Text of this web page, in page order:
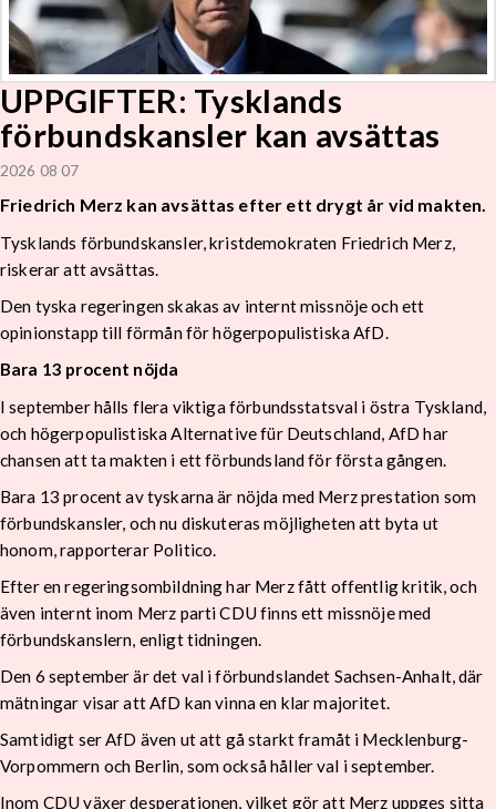
UPPGIFTER: Tysklands
förbundskansler kan avsättas
2026 08 07
Friedrich Merz kan avsättas efter ett drygt år vid makten.
Tysklands förbundskansler, kristdemokraten Friedrich Merz,
riskerar att avsättas.
Den tyska regeringen skakas av internt missnöje och ett
opinionstapp till förmån för högerpopulistiska AfD.
Bara 13 procent nöjda
I september hålls flera viktiga förbundsstatsval i östra Tyskland,
och högerpopulistiska Alternative für Deutschland, AfD har
chansen att ta makten i ett förbundsland för första gången.
Bara 13 procent av tyskarna är nöjda med Merz prestation som
förbundskansler, och nu diskuteras möjligheten att byta ut
honom, rapporterar Politico.
Efter en regeringsombildning har Merz fått offentlig kritik, och
även internt inom Merz parti CDU finns ett missnöje med
förbundskanslern, enligt tidningen.
Den 6 september är det val i förbundslandet Sachsen-Anhalt, där
mätningar visar att AfD kan vinna en klar majoritet.
Samtidigt ser AfD även ut att gå starkt framåt i Mecklenburg-
Vorpommern och Berlin, som också håller val i september.
Inom CDU växer desperationen, vilket gör att Merz uppges sitta